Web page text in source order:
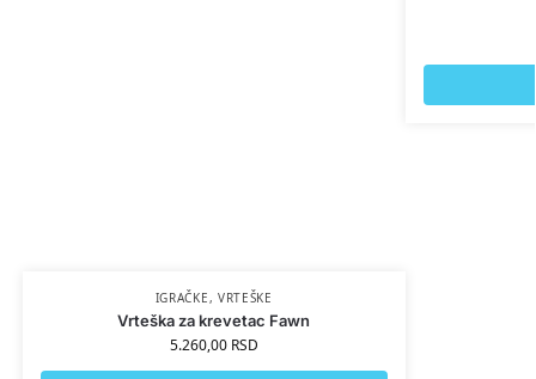
IGRAČKE, VRTEŠKE
Vrteška za krevetac Fawn
5.260,00 RSD